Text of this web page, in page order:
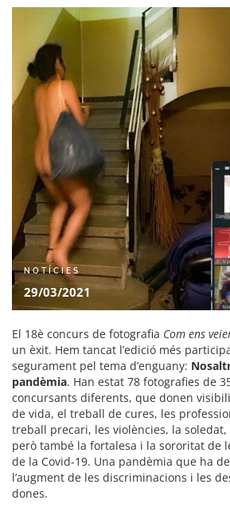
NOTÍCIES
29/03/2021
El 18è concurs de fotografia Com ens
un èxit. Hem tancat l’edició més
segurament pel tema d’enguany:
pandèmia. Han estat 78 fotografies de
concursants diferents, que donen
de vida, el treball de cures, les
treball precari, les violències, la
però també la fortalesa i la sororitat de
de la Covid-19. Una pandèmia que ha
l’augment de les discriminacions i les
dones.